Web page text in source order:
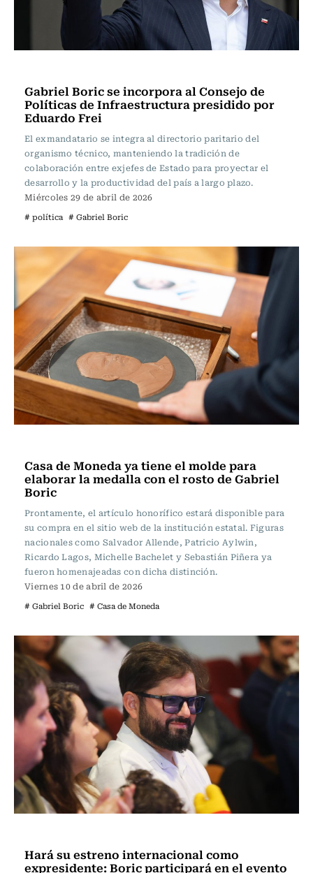
Gabriel Boric se incorpora al Consejo de
Políticas de Infraestructura presidido por
Eduardo Frei
El exmandatario se integra al directorio paritario del
organismo técnico, manteniendo la tradición de
colaboración entre exjefes de Estado para proyectar el
desarrollo y la productividad del país a largo plazo.
Miércoles 29 de abril de 2026
# política # Gabriel Boric
Casa de Moneda ya tiene el molde para
elaborar la medalla con el rosto de Gabriel
Boric
Prontamente, el artículo honorífico estará disponible para
su compra en el sitio web de la institución estatal. Figuras
nacionales como Salvador Allende, Patricio Aylwin,
Ricardo Lagos, Michelle Bachelet y Sebastián Piñera ya
fueron homenajeadas con dicha distinción.
Viernes 10 de abril de 2026
# Gabriel Boric # Casa de Moneda
Hará su estreno internacional como
expresidente: Boric participará en el evento